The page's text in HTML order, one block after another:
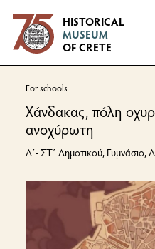
Logo
HISTORICAL
MUSEUM
OF CRETE
For schools
Χάνδακας, πόλη
ανοχύρωτη
Δ΄- ΣΤ΄ Δημοτικού, Γυμνάσιο,